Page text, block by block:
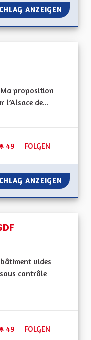
ANZEIGEN
proposition
l’Alsace de...
49 49 FOLLOWER
FOLGEN
L'ALSACE TERRE
ANZEIGEN
vides
contrôle
49 49 FOLLOWER
FOLGEN
L'ACCÈS AU LOGIS